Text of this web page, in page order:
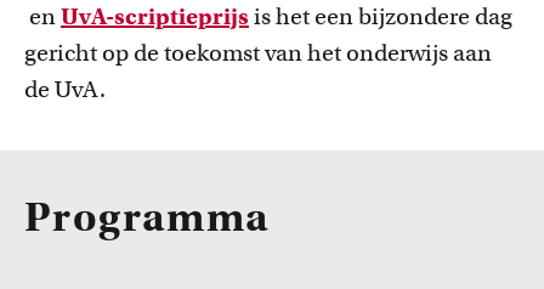
enUvA-scriptieprijs is het een bijzondere dag
gericht op de toekomst van het onderwijs aan
de UvA.
Programma